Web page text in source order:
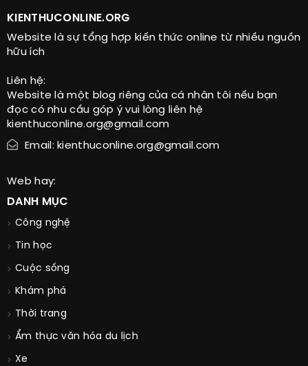
KIENTHUCONLINE.ORG
Website là sự tổng hợp kiến thức online từ nhiều nguồn
hữu ích
Liên hệ:
Website là một blog riêng của cá nhân tôi nếu bạn
đọc có nhu cầu góp ý vui lòng liên hệ
kienthuconline.org@gmail.com
Email: kienthuconline.org@gmail.com
Web hay:
DANH MỤC
Công nghệ
Tin học
Cuộc sống
Khám phá
Thời trang
Ẩm thực văn hóa du lịch
Xe